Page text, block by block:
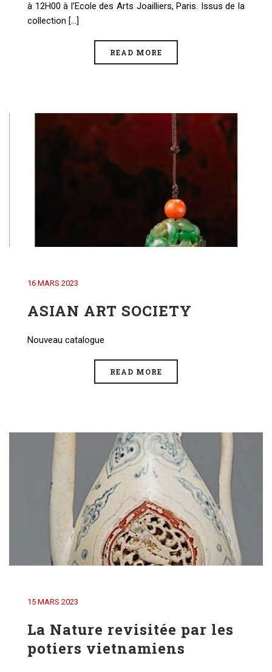
à 12H00 à l’Ecole des Arts Joailliers, Paris. Issus de la
collection [...]
READ MORE
16 MARS 2023
ASIAN ART SOCIETY
Nouveau catalogue
READ MORE
15 MARS 2023
La Nature revisitée par les
potiers vietnamiens